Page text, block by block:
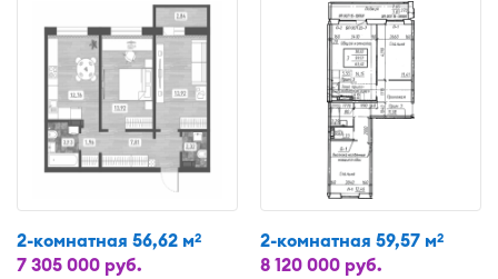
2-комнатная 56,62 м2
7 305 000 руб.
2-комнатная 59,57 м2
8 120 000 руб.